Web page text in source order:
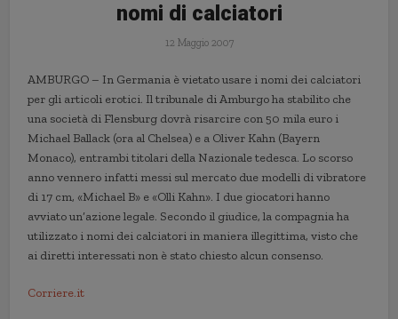
nomi di calciatori
12 Maggio 2007
AMBURGO – In Germania è vietato usare i nomi dei calciatori
per gli articoli erotici. Il tribunale di Amburgo ha stabilito che
una società di Flensburg dovrà risarcire con 50 mila euro i
Michael Ballack (ora al Chelsea) e a Oliver Kahn (Bayern
Monaco), entrambi titolari della Nazionale tedesca. Lo scorso
anno vennero infatti messi sul mercato due modelli di vibratore
di 17 cm, «Michael B» e «Olli Kahn». I due giocatori hanno
avviato un’azione legale. Secondo il giudice, la compagnia ha
utilizzato i nomi dei calciatori in maniera illegittima, visto che
ai diretti interessati non è stato chiesto alcun consenso.
Corriere.it